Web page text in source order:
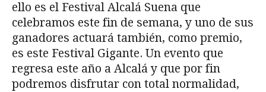
ello es el Festival Alcalá Suena que
celebramos este fin de semana, y uno de sus
ganadores actuará también, como premio,
es este Festival Gigante. Un evento que
regresa este año a Alcalá y que por fin
podremos disfrutar con total normalidad,